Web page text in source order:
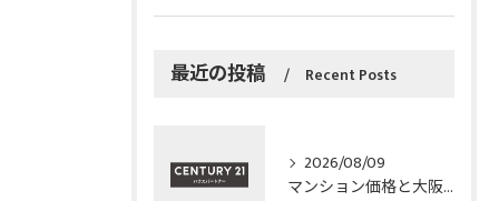
最近の投稿 Recent Posts
2026/08/09
マンション価格と大阪府和泉市で納得の住まい選びを実現する最新ガイド